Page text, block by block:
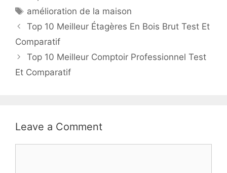
amélioration de la maison
Top 10 Meilleur Étagères En Bois Brut Test Et
Comparatif
Top 10 Meilleur Comptoir Professionnel Test
Et Comparatif
Leave a Comment